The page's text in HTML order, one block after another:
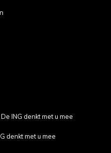
ING denkt met u mee
denkt met u mee